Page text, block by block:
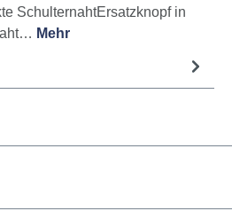
SchulternahtErsatzknopf in
Mehr